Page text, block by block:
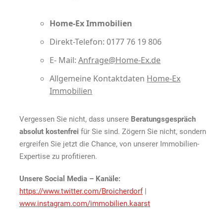
Home-Ex Immobilien
Direkt-Telefon: 0177 76 19 806
E- Mail:Anfrage@Home-Ex.de
Allgemeine Kontaktdaten Home-Ex
Immobilien
Vergessen Sie nicht, dass unsere Beratungsgespräch
absolut kostenfrei für Sie sind. Zögern Sie nicht, sondern
ergreifen Sie jetzt die Chance, von unserer Immobilien-
Expertise zu profitieren.
Unsere Social Media – Kanäle:
https://www.twitter.com/Broicherdorf|
www.instagram.com/immobilien.kaarst